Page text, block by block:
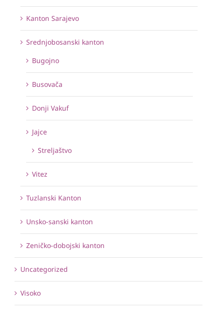
Kanton Sarajevo
Srednjobosanski kanton
Bugojno
Busovača
Donji Vakuf
Jajce
Streljaštvo
Vitez
Tuzlanski Kanton
Unsko-sanski kanton
Zeničko-dobojski kanton
Uncategorized
Visoko